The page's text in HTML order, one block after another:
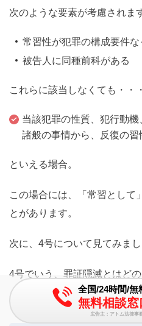
次のような要素が考慮されま
常習性が犯罪の構成要件な
被告人に同種前科がある
これらに該当しなくても・・・
当該犯罪の性質、犯行動
諸般の事情から、反復の習
といえる場合。
この場合には、「常習として
とがあります。
次に、4号について見てみまし
4号でいう、罪証隠滅とはど
うか。
全国/24時間/無
無料相談
広告主：アトム法律事